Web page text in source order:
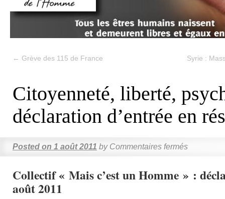
← Grève des 115 de France Syrie :
Citoyenneté, liberté,
déclaration d’entrée en
Posted on 1 août 2011 by Commentaires fermés
Collectif « Mais c’est un Homme » :
août 2011